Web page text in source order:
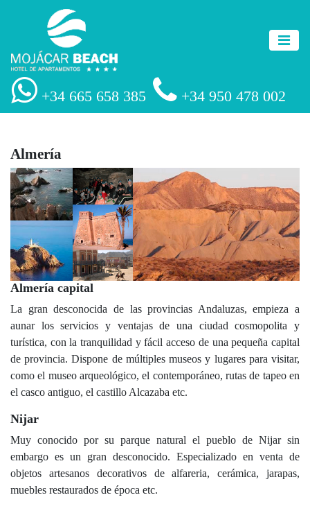
+34 950 478 002
+34 665 658 385
Almería
Almería capital
La gran desconocida de las provincias Andaluzas, empieza a
aunar los servicios y ventajas de una ciudad cosmopolita y
turística, con la tranquilidad y fácil acceso de una pequeña capital
de provincia. Dispone de múltiples museos y lugares para visitar,
como el museo arqueológico, el contemporáneo, rutas de tapeo en
el casco antiguo, el castillo Alcazaba etc.
Nijar
Muy conocido por su parque natural el pueblo de Nijar sin
embargo es un gran desconocido. Especializado en venta de
objetos artesanos decorativos de alfareria, cerámica, jarapas,
muebles restaurados de época etc.